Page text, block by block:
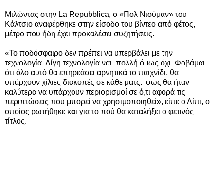
Μιλώντας στην La Repubblica, ο «Πολ Νιούμαν» του
Κάλτσιο αναφέρθηκε στην είσοδο του βίντεο από φέτος,
μέτρο που ήδη έχει προκαλέσει συζητήσεις.
«Το ποδόσφαιρο δεν πρέπει να υπερβάλει με την
τεχνολογία. Λίγη τεχνολογία ναι, πολλή όμως όχι. Φοβάμαι
ότι όλο αυτό θα επηρεάσει αρνητικά το παιχνίδι, θα
υπάρχουν χίλιες διακοπές σε κάθε ματς. Ισως θα ήταν
καλύτερα να υπάρχουν περιορισμοί σε ό,τι αφορά τις
περιπτώσεις που μπορεί να χρησιμοποιηθεί», είπε ο Λίπι, ο
οποίος ρωτήθηκε και για το πού θα καταλήξει ο φετινός
τίτλος.